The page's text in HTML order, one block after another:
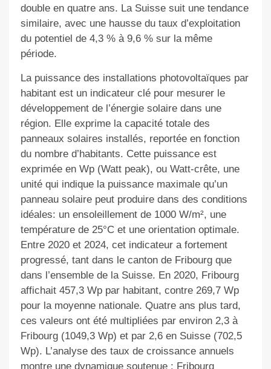
double en quatre ans. La Suisse suit une tendance
similaire, avec une hausse du taux d’exploitation
du potentiel de 4,3 % à 9,6 % sur la même
période.
La puissance des installations photovoltaïques par
habitant est un indicateur clé pour mesurer le
développement de l’énergie solaire dans une
région. Elle exprime la capacité totale des
panneaux solaires installés, reportée en fonction
du nombre d’habitants. Cette puissance est
exprimée en Wp (Watt peak), ou Watt-crête, une
unité qui indique la puissance maximale qu’un
panneau solaire peut produire dans des conditions
idéales: un ensoleillement de 1000 W/m², une
température de 25°C et une orientation optimale.
Entre 2020 et 2024, cet indicateur a fortement
progressé, tant dans le canton de Fribourg que
dans l’ensemble de la Suisse. En 2020, Fribourg
affichait 457,3 Wp par habitant, contre 269,7 Wp
pour la moyenne nationale. Quatre ans plus tard,
ces valeurs ont été multipliées par environ 2,3 à
Fribourg (1049,3 Wp) et par 2,6 en Suisse (702,5
Wp). L’analyse des taux de croissance annuels
montre une dynamique soutenue : Fribourg